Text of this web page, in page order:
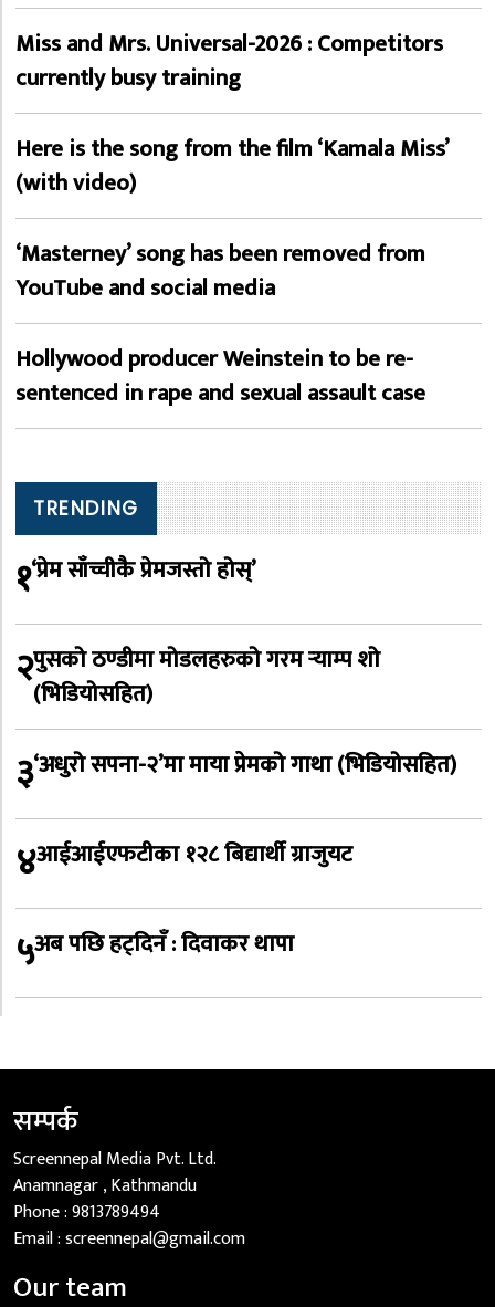
Miss and Mrs. Universal-2026 : Competitors
currently busy training
Here is the song from the film ‘Kamala Miss’
(with video)
‘Masterney’ song has been removed from
YouTube and social media
Hollywood producer Weinstein to be re-
sentenced in rape and sexual assault case
TRENDING
१‘प्रेम साँच्चीकै प्रेमजस्तो होस्’
२पुसको ठण्डीमा मोडलहरुको गरम र्‍याम्प शो
(भिडियोसहित)
३‘अधुरो सपना-२’मा माया प्रेमको गाथा (भिडियोसहित)
४आईआईएफटीका १२८ बिद्यार्थी ग्राजुयट
५अब पछि हट्दिनँ : दिवाकर थापा
सम्पर्क
Screennepal Media Pvt. Ltd.
Anamnagar , Kathmandu
Phone :9813789494
Email :screennepal@gmail.com
Our team